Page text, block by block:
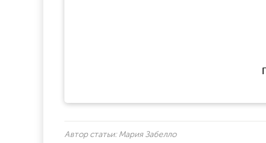
Автор статьи: Мария Забелло